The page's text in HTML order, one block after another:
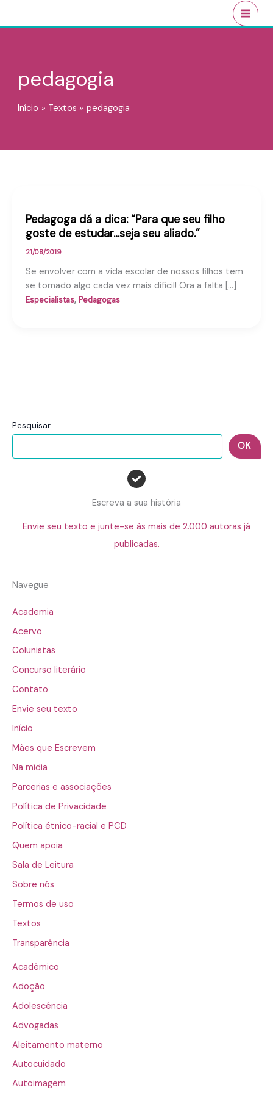
pedagogia
Início Textos pedagogia
Pesquisar
OK
Escreva a sua história
Envie seu texto e junte-se às mais de 2.000 autoras já
publicadas.
Navegue
Academia
Acervo
Colunistas
Concurso literário
Contato
Envie seu texto
Início
Mães que Escrevem
Na mídia
Parcerias e associações
Política de Privacidade
Política étnico-racial e PCD
Quem apoia
Sala de Leitura
Sobre nós
Termos de uso
Textos
Transparência
Acadêmico
Adoção
Adolescência
Advogadas
Aleitamento materno
Autocuidado
Autoimagem
Pedagoga dá a dica: “Para que seu filho
goste de estudar…seja seu aliado.”
21/08/2019
Se envolver com a vida escolar de nossos filhos tem
se tornado algo cada vez mais difícil! Ora a falta […]
Especialistas, Pedagogas